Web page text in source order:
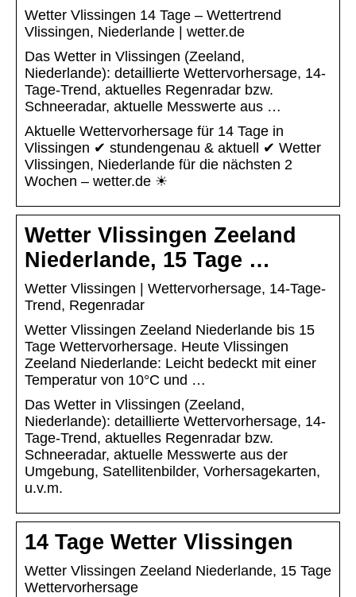
Wetter Vlissingen 14 Tage – Wettertrend
Vlissingen, Niederlande | wetter.de
Das Wetter in Vlissingen (Zeeland,
Niederlande): detaillierte Wettervorhersage, 14-
Tage-Trend, aktuelles Regenradar bzw.
Schneeradar, aktuelle Messwerte aus …
Aktuelle Wettervorhersage für 14 Tage in
Vlissingen ✔ stundengenau & aktuell ✔ Wetter
Vlissingen, Niederlande für die nächsten 2
Wochen – wetter.de ☀
Wetter Vlissingen Zeeland
Niederlande, 15 Tage …
Wetter Vlissingen | Wettervorhersage, 14-Tage-
Trend, Regenradar
Wetter Vlissingen Zeeland Niederlande bis 15
Tage Wettervorhersage. Heute Vlissingen
Zeeland Niederlande: Leicht bedeckt mit einer
Temperatur von 10°C und …
Das Wetter in Vlissingen (Zeeland,
Niederlande): detaillierte Wettervorhersage, 14-
Tage-Trend, aktuelles Regenradar bzw.
Schneeradar, aktuelle Messwerte aus der
Umgebung, Satellitenbilder, Vorhersagekarten,
u.v.m.
14 Tage Wetter Vlissingen
Wetter Vlissingen Zeeland Niederlande, 15 Tage
Wettervorhersage